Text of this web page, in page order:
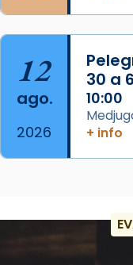
12
ago.
2026
30 a
10:00
+ info